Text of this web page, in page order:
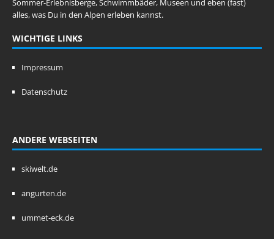
Sommer-Erlebnisberge, Schwimmbäder, Museen und eben (fast)
alles, was Du in den Alpen erleben kannst.
WICHTIGE LINKS
Impressum
Datenschutz
ANDERE WEBSEITEN
skiwelt.de
angurten.de
ummet-eck.de